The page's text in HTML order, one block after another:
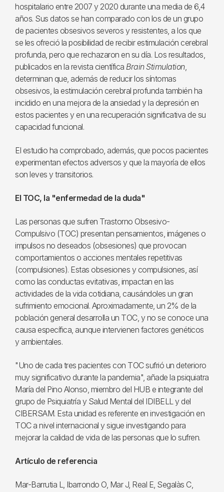
hospitalario entre 2007 y 2020 durante una media de 6,4
años. Sus datos se han comparado con los de un grupo
de pacientes obsesivos severos y resistentes, a los que
se les ofreció la posibilidad de recibir estimulación cerebral
profunda, pero que rechazaron en su día. Los resultados,
publicados en la revista científica Brain Stimulation,
determinan que, además de reducir los síntomas
obsesivos, la estimulación cerebral profunda también ha
incidido en una mejora de la ansiedad y la depresión en
estos pacientes y en una recuperación significativa de su
capacidad funcional.
El estudio ha comprobado, además, que pocos pacientes
experimentan efectos adversos y que la mayoría de ellos
son leves y transitorios.
El TOC, la "enfermedad de la duda"
Las personas que sufren Trastorno Obsesivo-
Compulsivo (TOC) presentan pensamientos, imágenes o
impulsos no deseados (obsesiones) que provocan
comportamientos o acciones mentales repetitivas
(compulsiones). Estas obsesiones y compulsiones, así
como las conductas evitativas, impactan en las
actividades de la vida cotidiana, causándoles un gran
sufrimiento emocional. Aproximadamente, un 2% de la
población general desarrolla un TOC, y no se conoce una
causa específica, aunque intervienen factores genéticos
y ambientales.
"Uno de cada tres pacientes con TOC sufrió un deterioro
muy significativo durante la pandemia", añade la psiquiatra
María del Pino Alonso, miembro del HUB e integrante del
grupo de Psiquiatría y Salud Mental del IDIBELL y del
CIBERSAM. Esta unidad es referente en investigación en
TOC a nivel internacional y sigue investigando para
mejorar la calidad de vida de las personas que lo sufren.
Artículo de referencia
Mar-Barrutia L, Ibarrondo O, Mar J, Real E, Segalàs C,